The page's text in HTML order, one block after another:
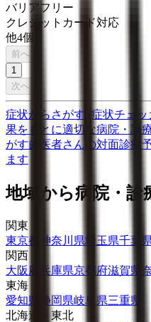
バリアフリー
クレジットカード対応
他4個
前へ
1
次へ
症状からさがす (症状チェッ
果をもとに適切な病院・診
がす歯医者さんの対面診療
ます
地域から病院・診
関東
東京都
神奈川県埼玉県千葉
関西
大阪府
兵庫県京都府滋賀県
東海
愛知県
静岡県岐阜県三重県
北海道・東北